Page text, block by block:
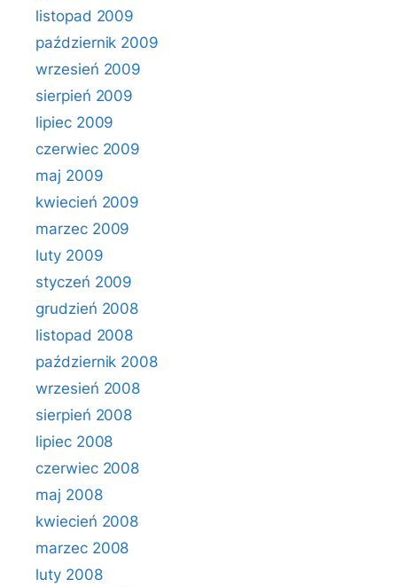
listopad 2009
październik 2009
wrzesień 2009
sierpień 2009
lipiec 2009
czerwiec 2009
maj 2009
kwiecień 2009
marzec 2009
luty 2009
styczeń 2009
grudzień 2008
listopad 2008
październik 2008
wrzesień 2008
sierpień 2008
lipiec 2008
czerwiec 2008
maj 2008
kwiecień 2008
marzec 2008
luty 2008